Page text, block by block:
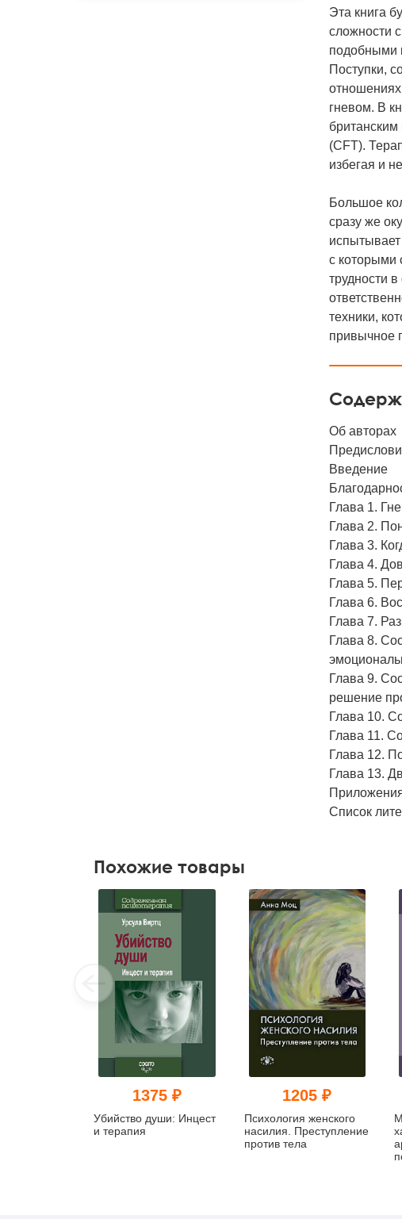
Эта книга
сложности
подобными
Поступки,
гневом. В
(CFT).
избегая и
Большое
сразу же
с которыми
трудности
техники,
привычное
Об авторах
Введение
Глава 1.
Глава 2.
Глава 3.
Глава 4.
Глава 5.
Глава 6.
Глава 7.
Глава 8.
Глава 9.
решение
Глава 10.
Глава 11.
Глава 12.
Глава 13.
Список
Похожие товары
1375 ₽
Убийство души: Инцест
и терапия
1205 ₽
Психология женского
насилия. Преступление
против тела